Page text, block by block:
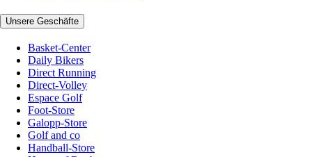
Unsere Geschäfte
Basket-Center
Daily Bikers
Direct Running
Direct-Volley
Espace Golf
Foot-Store
Galopp-Store
Golf and co
Handball-Store